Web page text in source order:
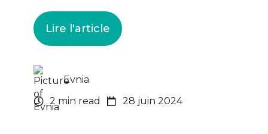
Lire l'article
Evnia
2 min read
28 juin 2024